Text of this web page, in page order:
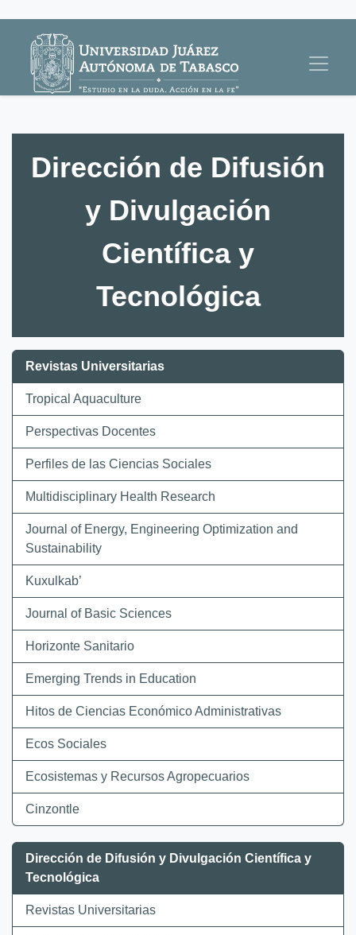
Dirección de Difusión
y Divulgación
Científica y
Tecnológica
Revistas Universitarias
Tropical Aquaculture
Perspectivas Docentes
Perfiles de las Ciencias Sociales
Multidisciplinary Health Research
Journal of Energy, Engineering Optimization and
Sustainability
Kuxulkab’
Journal of Basic Sciences
Horizonte Sanitario
Emerging Trends in Education
Hitos de Ciencias Económico Administrativas
Ecos Sociales
Ecosistemas y Recursos Agropecuarios
Cinzontle
Dirección de Difusión y Divulgación Científica y
Tecnológica
Revistas Universitarias